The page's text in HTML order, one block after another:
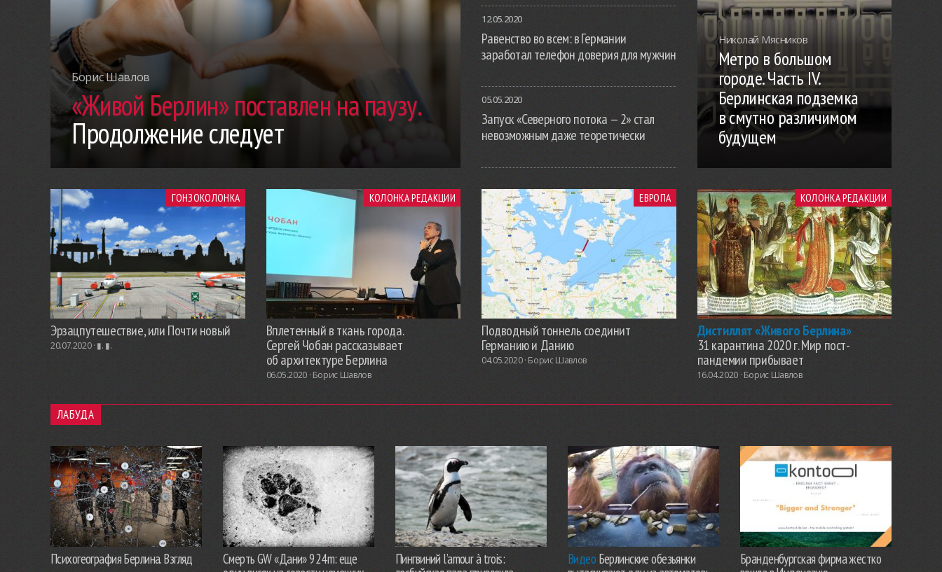
Борис Шавлов
«Живой Берлин» поставлен на паузу.
Продолжение следует
12.05.2020
Равенство во всем: в Германии
заработал телефон доверия для мужчин
05.05.2020
Запуск «Северного потока — 2» стал
невозможным даже теоретически
Николай Мясников
Метро в большом
городе. Часть IV.
Берлинская подземка
в смутно различимом
будущем
ГОНЗОКОЛОНКА
Эрзацпутешествие, или Почти новый
20.07.2020 · ▮. ▮.
КОЛОНКА РЕДАКЦИИ
Вплетенный в ткань города.
Сергей Чобан рассказывает
об архитектуре Берлина
06.05.2020 · Борис Шавлов
ЕВРОПА
Подводный тоннель соединит
Германию и Данию
04.05.2020 · Борис Шавлов
КОЛОНКА РЕДАКЦИИ
Дистиллят «Живого Берлина»
31 карантина 2020 г. Мир пост-
пандемии прибывает
16.04.2020 · Борис Шавлов
ЛАБУДА
Психогеография Берлина. Взгляд
Смерть GW «Дани» 924m: еще
Пингвиний l’amour à trois:
Видео Берлинские обезьянки
Бранденбургская фирма жестко